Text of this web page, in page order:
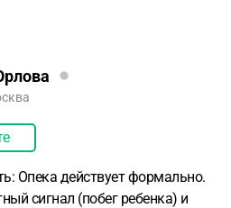
Опека действует формально.
сигнал (побег ребенка) и